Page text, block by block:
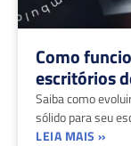
Como
escritórios
Saiba como
sólido para seu
LEIA MAIS »